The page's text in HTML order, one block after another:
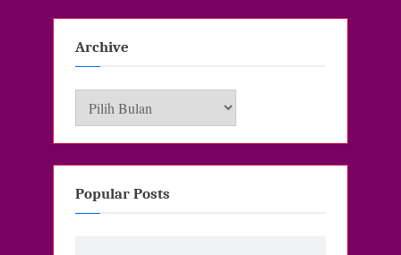
Archive
Archive
Popular Posts